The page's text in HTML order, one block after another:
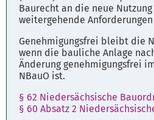
Baurecht an die neue
weitergehende
Genehmigungsfrei bleibt die
wenn die bauliche Anlage
Änderung genehmigungsfrei
NBauO ist.
§ 62 Niedersächsische
§ 60 Absatz 2
Öffnungszeiten
Montag - Freitag: 8.00 -
Dienstag u. Donnerstag:
Parkplätze